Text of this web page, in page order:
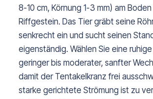
8-10 cm, Körnung 1-3 mm) am
Riffgestein. Das Tier gräbt seine
senkrecht ein und sucht seinen
eigenständig. Wählen Sie eine
geringer bis moderater, sanfter
damit der Tentakelkranz frei
starke gerichtete Strömung ist zu